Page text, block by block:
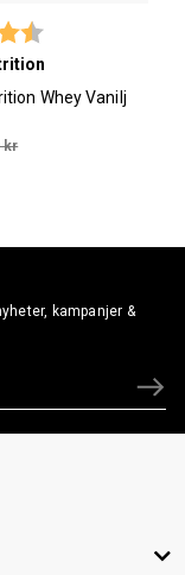
Whey Vanilj
kr
kampanjer &